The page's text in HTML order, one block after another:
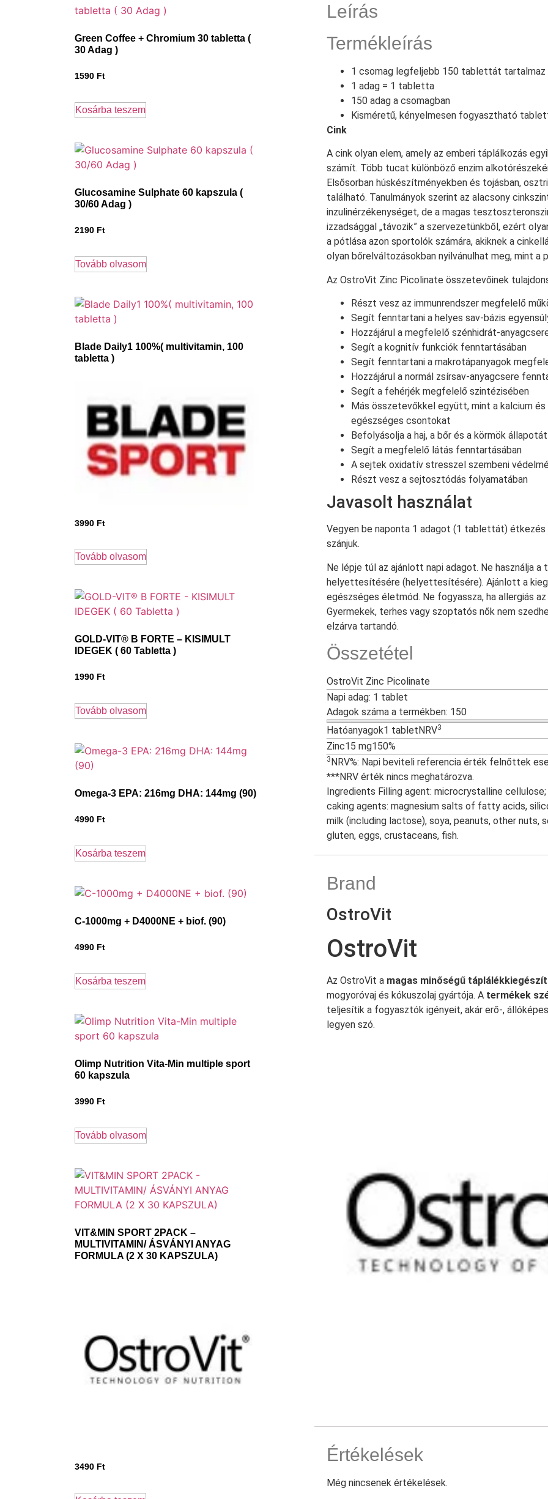
Green Coffee + Chromium 30 tabletta (
30 Adag )
1590 Ft
Kosárba teszem
Glucosamine Sulphate 60 kapszula (
30/60 Adag )
2190 Ft
Tovább olvasom
Blade Daily1 100%( multivitamin, 100
tabletta )
3990 Ft
Tovább olvasom
GOLD-VIT® B FORTE – KISIMULT
IDEGEK ( 60 Tabletta )
1990 Ft
Tovább olvasom
Omega-3 EPA: 216mg DHA: 144mg (90)
4990 Ft
Kosárba teszem
C-1000mg + D4000NE + biof. (90)
4990 Ft
Kosárba teszem
Olimp Nutrition Vita-Min multiple sport
60 kapszula
3990 Ft
Tovább olvasom
VIT&MIN SPORT 2PACK –
MULTIVITAMIN/ ÁSVÁNYI ANYAG
FORMULA (2 X 30 KAPSZULA)
3490 Ft
Leírás
Termékleírás
1 csomag legfeljebb 150 tablettát tartalmaz
1 adag = 1 tabletta
150 adag a csomagban
Kisméretű, kényelmesen fogyasztható
Cink
A cink olyan elem, amely az emberi táplálkozás
számít. Több tucat különböző enzim
Elsősorban húskészítményekben és tojásban,
található. Tanulmányok szerint az alacsony
inzulinérzékenységet, de a magas
izzadsággal „távozik” a szervezetünkből, ezért
a pótlása azon sportolók számára, akiknek a
olyan bőrelváltozásokban nyilvánulhat meg, mint a
Az OstroVit Zinc Picolinate összetevőinek
Részt vesz az immunrendszer megfelelő
Segít fenntartani a helyes sav-bázis
Hozzájárul a megfelelő szénhidrát-
Segít a kognitív funkciók fenntartásában
Segít fenntartani a makrotápanyagok
Hozzájárul a normál zsírsav-anyagcsere
Segít a fehérjék megfelelő szintézisében
Más összetevőkkel együtt, mint a kalcium
egészséges csontokat
Befolyásolja a haj, a bőr és a körmök állapotát
Segít a megfelelő látás fenntartásában
A sejtek oxidatív stresszel szembeni
Részt vesz a sejtosztódás folyamatában
Javasolt használat
Vegyen be naponta 1 adagot (1 tablettát)
szánjuk.
Ne lépje túl az ajánlott napi adagot. Ne használja
helyettesítésére (helyettesítésére). Ajánlott a
egészséges életmód. Ne fogyassza, ha allergiás
Gyermekek, terhes vagy szoptatós nők nem
elzárva tartandó.
Összetétel
OstroVit Zinc Picolinate
Napi adag: 1 tablet
Adagok száma a termékben: 150
Hatóanyagok1 tabletNRV3
Zinc15 mg150%
3NRV%: Napi beviteli referencia érték felnőttek
***NRV érték nincs meghatározva.
Ingredients Filling agent: microcrystalline
caking agents: magnesium salts of fatty acids,
milk (including lactose), soya, peanuts, other nuts,
gluten, eggs, crustaceans, fish.
Brand
OstroVit
OstroVit
Az OstroVit a magas minőségű
mogyoróvaj és kókuszolaj gyártója. A termékek
teljesítik a fogyasztók igényeit, akár erő-,
legyen szó.
Értékelések
Még nincsenek értékelések.